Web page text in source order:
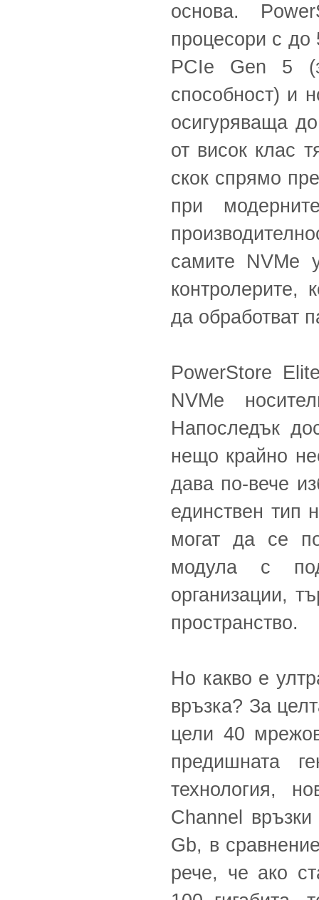
основа.
процесори с до
PCIe Gen 5
способност) и
осигуряваща
от висок клас
скок спрямо
при
самите NVMe
контролерите,
да обработват
PowerStore
NVMe
Напоследък
нещо крайно
дава по-вече
единствен тип
могат да се
модула с
организации,
пространство.
Но какво е
връзка? За
цели 40
предишната
технология,
Channel
Gb, в
рече, че ако